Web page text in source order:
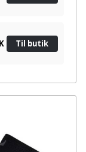
Til butik